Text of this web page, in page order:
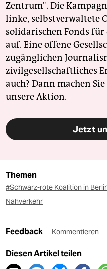
Zentrum". Die
linke, selbstverwaltete
solidarischen Fonds
auf. Eine offene
zugänglichen
zivilgesellschaftliches
auch? Dann machen
unsere Aktion.
Jetzt
Themen
#Schwarz-rote Koalition in
Nahverkehr
Feedback Kommentieren
Diesen Artikel teilen